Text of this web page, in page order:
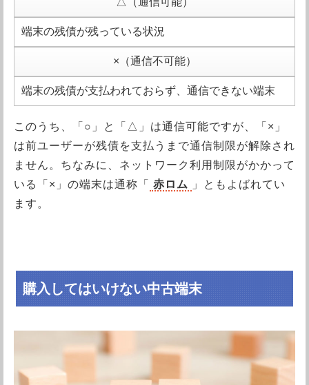
端末の残債が残っている状況
×（通信不可能）
端末の残債が支払われておらず、通信できない端末
このうち、「○」と「△」は通信可能ですが、「×」
は前ユーザーが残債を支払うまで通信制限が解除され
ません。ちなみに、ネットワーク利用制限がかかって
いる「×」の端末は通称「
赤ロム
」ともよばれてい
ます。
購入してはいけない中古端末